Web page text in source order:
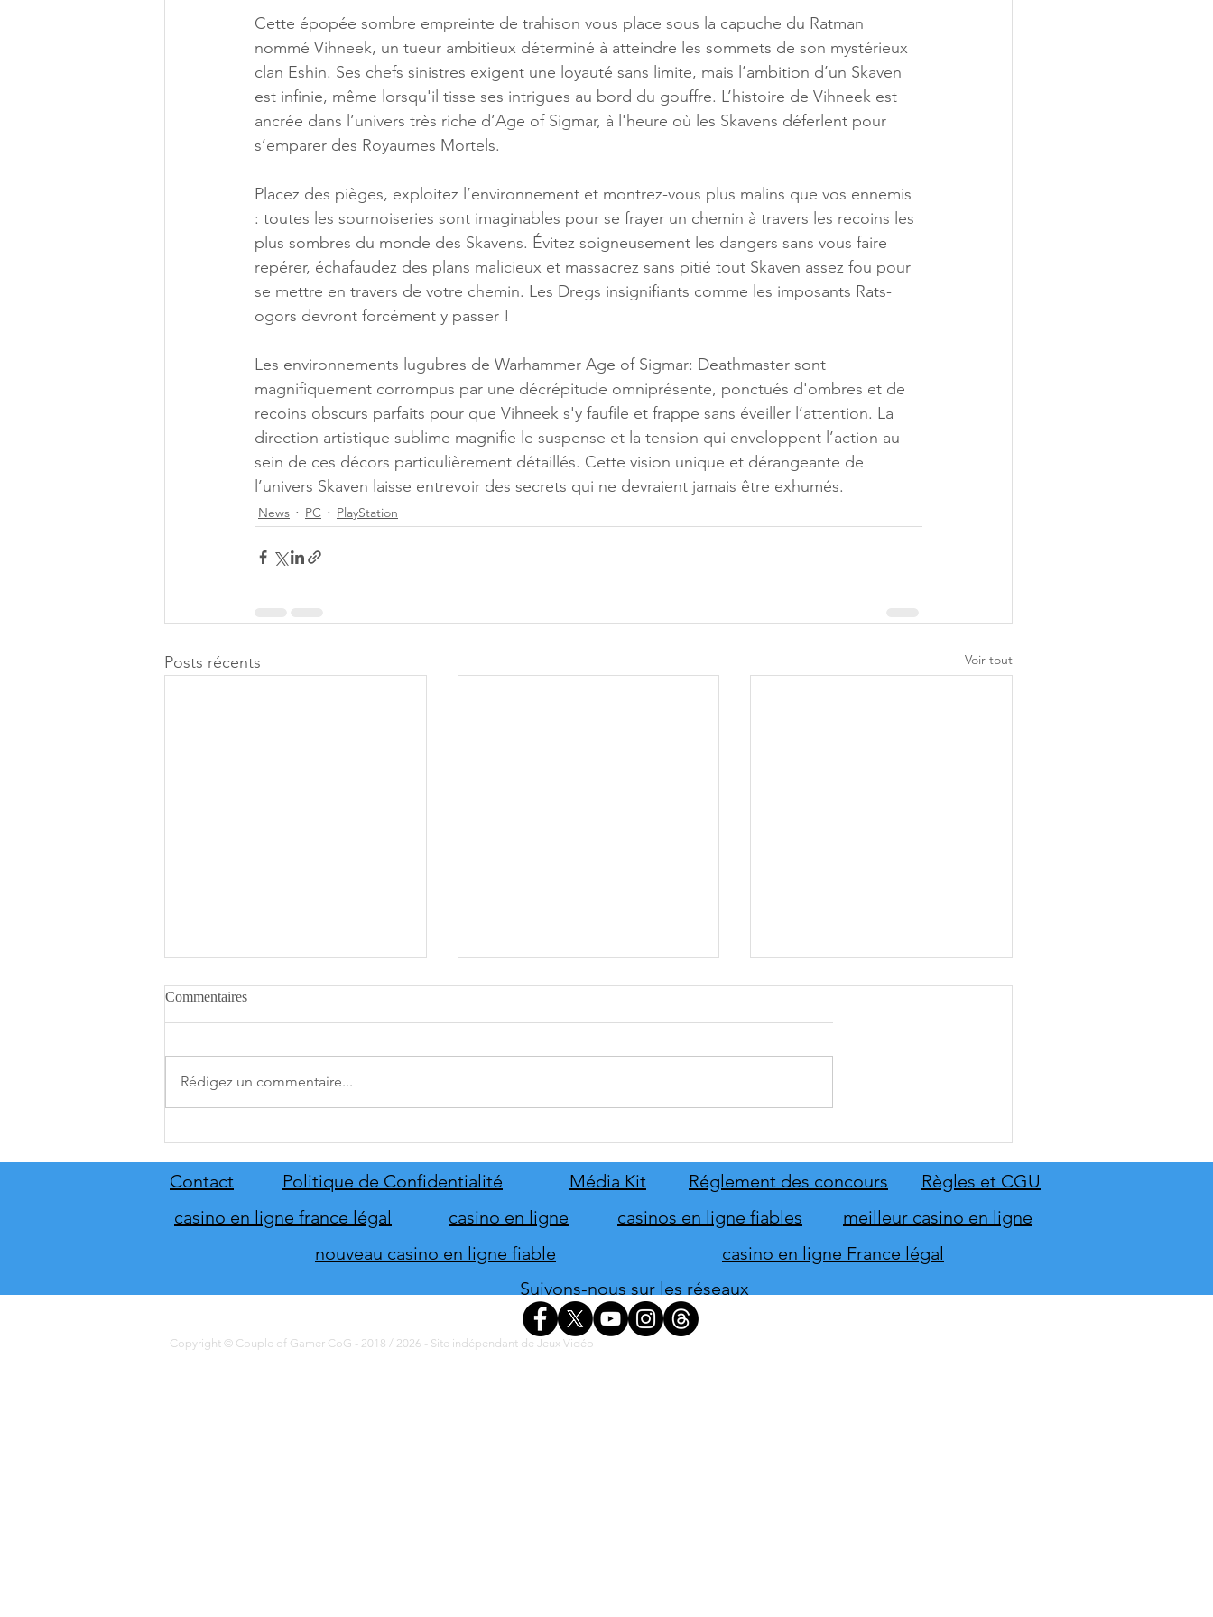
Cette épopée sombre empreinte de trahison vous place sous la capuche du Ratman
nommé Vihneek, un tueur ambitieux déterminé à atteindre les sommets de son mystérieux
clan Eshin. Ses chefs sinistres exigent une loyauté sans limite, mais l’ambition d’un Skaven
est infinie, même lorsqu'il tisse ses intrigues au bord du gouffre. L’histoire de Vihneek est
ancrée dans l’univers très riche d’Age of Sigmar, à l'heure où les Skavens déferlent pour
s’emparer des Royaumes Mortels.
Placez des pièges, exploitez l’environnement et montrez-vous plus malins que vos ennemis
: toutes les sournoiseries sont imaginables pour se frayer un chemin à travers les recoins les
plus sombres du monde des Skavens. Évitez soigneusement les dangers sans vous faire
repérer, échafaudez des plans malicieux et massacrez sans pitié tout Skaven assez fou pour
se mettre en travers de votre chemin. Les Dregs insignifiants comme les imposants Rats-
ogors devront forcément y passer !
Les environnements lugubres de Warhammer Age of Sigmar: Deathmaster sont
magnifiquement corrompus par une décrépitude omniprésente, ponctués d'ombres et de
recoins obscurs parfaits pour que Vihneek s'y faufile et frappe sans éveiller l’attention. La
direction artistique sublime magnifie le suspense et la tension qui enveloppent l’action au
sein de ces décors particulièrement détaillés. Cette vision unique et dérangeante de
l’univers Skaven laisse entrevoir des secrets qui ne devraient jamais être exhumés.
News PC PlayStation
Posts récents Voir tout
de son extension Homme
d'honneur
Commentaires
Rédigez un commentaire...
Contact Politique de Confidentialité Média Kit Règles et CGU
Réglement des concours
casino en ligne france légal
meilleur casino en ligne
casino en ligne
casinos en ligne fiables
nouveau casino en ligne fiable
casino en ligne France légal
Suivons-nous sur les réseaux
Copyright © Couple of Gamer CoG - 2018 / 2026 - Site indépendant de Jeux Vidéo